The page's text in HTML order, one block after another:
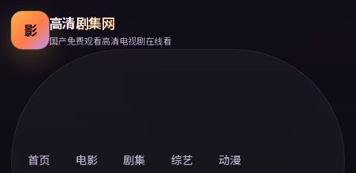
影 高清剧集网
国产免费观看高清电视剧在线看
首页 电影 剧集 综艺 动漫